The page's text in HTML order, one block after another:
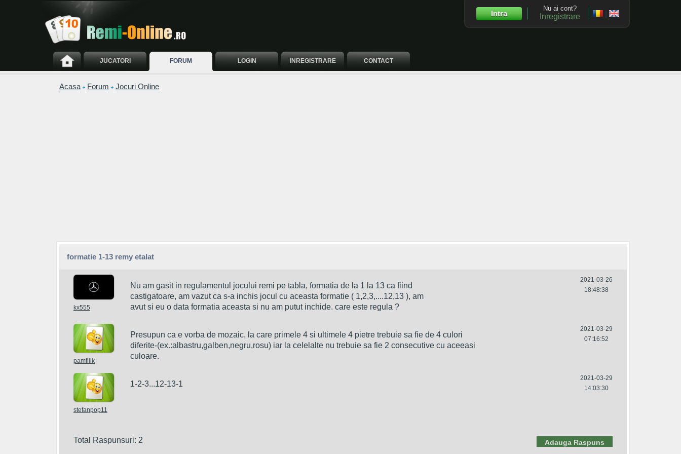
Nu ai cont?
Inregistrare
Intra
JUCATORI FORUM LOGIN INREGISTRARE CONTACT
Acasa Forum Jocuri Online
formatie 1-13 remy etalat
kx555
Nu am gasit in regulamentul jocului remi pe tabla, formatia de la 1 la 13 ca fiind
castigatoare, am vazut ca s-a inchis jocul cu aceasta formatie ( 1,2,3,....12,13 ), am
avut si eu o data formatia aceasta si nu am putut inchide. care este regula ?
2021-03-26
18:48:38
pamfilik
Presupun ca e vorba de mozaic, la care primele 4 si ultimele 4 pietre trebuie sa fie de 4 culori
diferite-(ex.:albastru,galben,negru,rosu) iar la celelalte nu trebuie sa fie 2 consecutive cu aceeasi
culoare.
2021-03-29
07:16:52
stefanpop11
2021-03-29
14:03:30
Total Raspunsuri: 2 Adauga Raspuns